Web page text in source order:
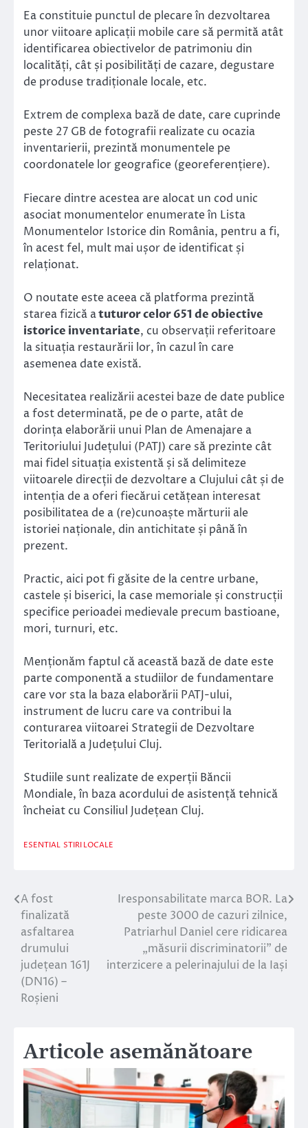
Ea constituie punctul de plecare în dezvoltarea
unor viitoare aplicații mobile care să permită atât
identificarea obiectivelor de patrimoniu din
localități, cât și posibilități de cazare, degustare
de produse tradiționale locale, etc.
Extrem de complexa bază de date, care cuprinde
peste 27 GB de fotografii realizate cu ocazia
inventarierii, prezintă monumentele pe
coordonatele lor geografice (georeferențiere).
Fiecare dintre acestea are alocat un cod unic
asociat monumentelor enumerate în Lista
Monumentelor Istorice din România, pentru a fi,
în acest fel, mult mai ușor de identificat și
relaționat.
O noutate este aceea că platforma prezintă
starea fizică atuturor celor 651 de obiective
istorice inventariate, cu observații referitoare
la situația restaurării lor, în cazul în care
asemenea date există.
Necesitatea realizării acestei baze de date publice
a fost determinată, pe de o parte, atât de
dorința elaborării unui Plan de Amenajare a
Teritoriului Județului (PATJ) care să prezinte cât
mai fidel situația existentă și să delimiteze
viitoarele direcții de dezvoltare a Clujului cât și de
intenția de a oferi fiecărui cetățean interesat
posibilitatea de a (re)cunoaște mărturii ale
istoriei naționale, din antichitate și până în
prezent.
Practic, aici pot fi găsite de la centre urbane,
castele și biserici, la case memoriale și construcții
specifice perioadei medievale precum bastioane,
mori, turnuri, etc.
Menționăm faptul că această bază de date este
parte componentă a studiilor de fundamentare
care vor sta la baza elaborării PATJ-ului,
instrument de lucru care va contribui la
conturarea viitoarei Strategii de Dezvoltare
Teritorială a Județului Cluj.
Studiile sunt realizate de experții Băncii
Mondiale, în baza acordului de asistență tehnică
încheiat cu Consiliul Județean Cluj.
ESENTIAL STIRI LOCALE
Navigare
în
articole
A fost
finalizată
asfaltarea
drumului
județean 161J
(DN16) –
Roșieni
Iresponsabilitate marca BOR. La
peste 3000 de cazuri zilnice,
Patriarhul Daniel cere ridicarea
„măsurii discriminatorii” de
interzicere a pelerinajului de la Iași
Articole asemănătoare